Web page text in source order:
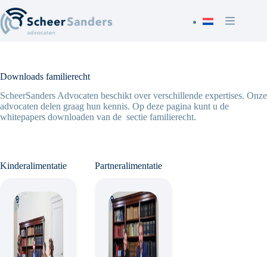
to
content
Downloads familierecht
ScheerSanders Advocaten beschikt over verschillende expertises. Onze
advocaten delen graag hun kennis. Op deze pagina kunt u de
whitepapers downloaden van de sectie familierecht.
Kinderalimentatie Partneralimentatie